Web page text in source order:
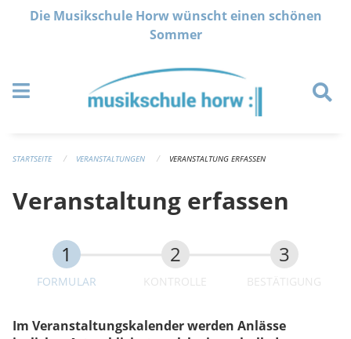
Navigation überspringen
Die Musikschule Horw wünscht einen schönen
Sommer
STARTSEITE VERANSTALTUNGEN VERANSTALTUNG ERFASSEN
Veranstaltung erfassen
FORMULAR KONTROLLE BESTÄTIGUNG
Im Veranstaltungskalender werden Anlässe